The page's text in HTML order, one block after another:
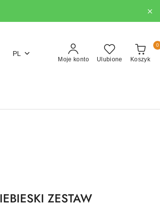
PL
Moje konto Ulubione Koszyk
0
ZESTAW